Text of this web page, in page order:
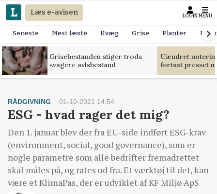
Læs e-avisen LOGIN MENU
Seneste Mest læste Kvæg Grise Planter
Grisebestanden stiger trods
svagere avlsbestand
Uændret
fortsat presset
RÅDGIVNING 01-10-2021 14:54
ESG - hvad rager det mig?
Den 1. januar blev der fra EU-side indført ESG-krav
(environment, social, good governance), som er
nogle parametre som alle bedrifter fremadrettet
skal måles på, og rates ud fra. Et værktøj til det, kan
være et KlimaPas, der er udviklet af KF Miljø ApS